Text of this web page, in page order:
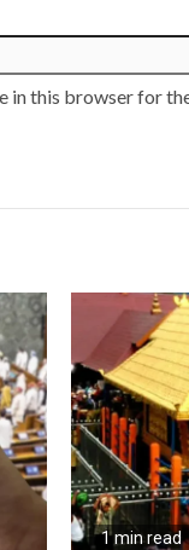
in this browser for
1 min read